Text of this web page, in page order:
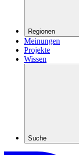
Regionen
Meinungen
Projekte
Wissen
Suche